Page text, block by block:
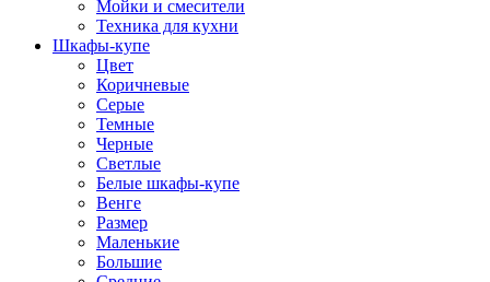
Мойки и смесители
Техника для кухни
Шкафы-купе
Цвет
Коричневые
Серые
Темные
Черные
Светлые
Белые шкафы-купе
Венге
Размер
Маленькие
Большие